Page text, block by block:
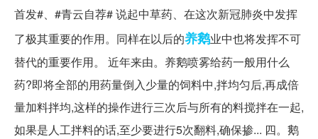
首发#、#青云自荐# 说起中草药、在这次新冠肺炎中发挥
了极其重要的作用。同样在以后的养鹅业中也将发挥不可
替代的重要作用。 近年来由。养鹅喷雾给药一般用什么
药?即将全部的用药量倒入少量的饲料中,拌均匀后,再成倍
量加料拌均,这样的操作进行三次后与所有的料搅拌在一起,
如果是人工拌料的话,至少要进行5次翻料,确保掺... 四。鹅